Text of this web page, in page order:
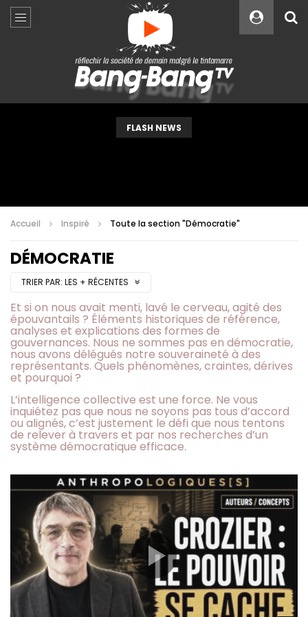
FLASH NEWS
Accueil Inspiré Toute la section "Démocratie"
DÉMOCRATIE
TRIER PAR: LES + RÉCENTES
Et si on nous avait menti, lavé le cerveau, agité des
épouvantails ? Éléments historiques de référence,
analyses et explications des formes de
gouvernances. Nous ne sommes pas en démocratie,
nous avons délégués notre souveraineté à des
représentants. Quels phénomènes, craintes, dérives
et pourquoi ?
L’intelligence collective est une force. Ne vous
inquiétez pas que nous ne soyons pas tous d’accord
ou alignés, c’est justement le défi que nous tentons
de relever à travers et par nos recherches d’un
système démocratique efficace.
Custom Amount
VEUILLEZ PATIENTER...